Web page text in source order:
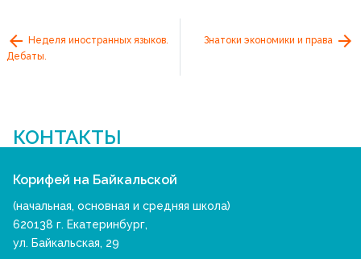
Неделя иностранных языков.
Дебаты.
Знатоки экономики и права
КОНТАКТЫ
Корифей на Байкальской
(начальная, основная и средняя школа)
620138 г. Екатеринбург,
ул. Байкальская, 29